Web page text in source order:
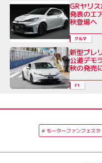
GRヤリ
発表のエ
秋登場へ
クルマ
新型プレ
公道デモ
秋の発売
F1
モーターファンフェスタ